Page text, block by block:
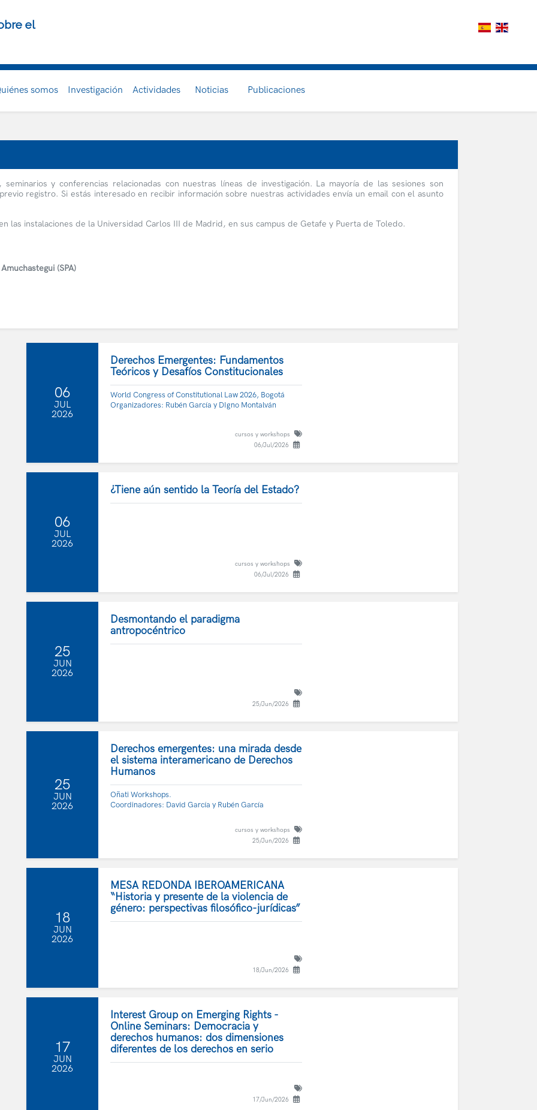
el
somos Investigación Actividades Noticias Publicaciones
seminarios y conferencias relacionadas con nuestras líneas de investigación. La mayoría de las sesiones son
registro. Si estás interesado en recibir información sobre nuestras actividades envía un email con el asunto
las instalaciones de la Universidad Carlos III de Madrid, en sus campus de Getafe y Puerta de Toledo.
(SPA)
06
JUL
2026
Derechos Emergentes: Fundamentos
Teóricos y Desafíos Constitucionales
World Congress of Constitutional Law 2026, Bogotá
Organizadores: Rubén García y DIgno Montalván
cursos y workshops
06/Jul/2026
06
JUL
2026
¿Tiene aún sentido la Teoría del Estado?
cursos y workshops
06/Jul/2026
25
JUN
2026
Desmontando el paradigma
antropocéntrico
25/Jun/2026
25
JUN
2026
Derechos emergentes: una mirada desde
el sistema interamericano de Derechos
Humanos
Oñati Workshops.
Coordinadores: David García y Rubén García
cursos y workshops
25/Jun/2026
18
JUN
2026
MESA REDONDA IBEROAMERICANA
“Historia y presente de la violencia de
género: perspectivas filosófico-jurídicas”
18/Jun/2026
17
JUN
2026
Interest Group on Emerging Rights -
Online Seminars: Democracia y
derechos humanos: dos dimensiones
diferentes de los derechos en serio
17/Jun/2026